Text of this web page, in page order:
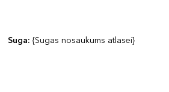
Suga: {Sugas nosaukums atlasei}